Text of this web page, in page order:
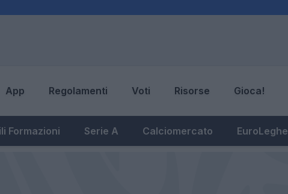
App Regolamenti Voti Risorse Gioca!
Formazioni Serie A Calciomercato EuroLeghe